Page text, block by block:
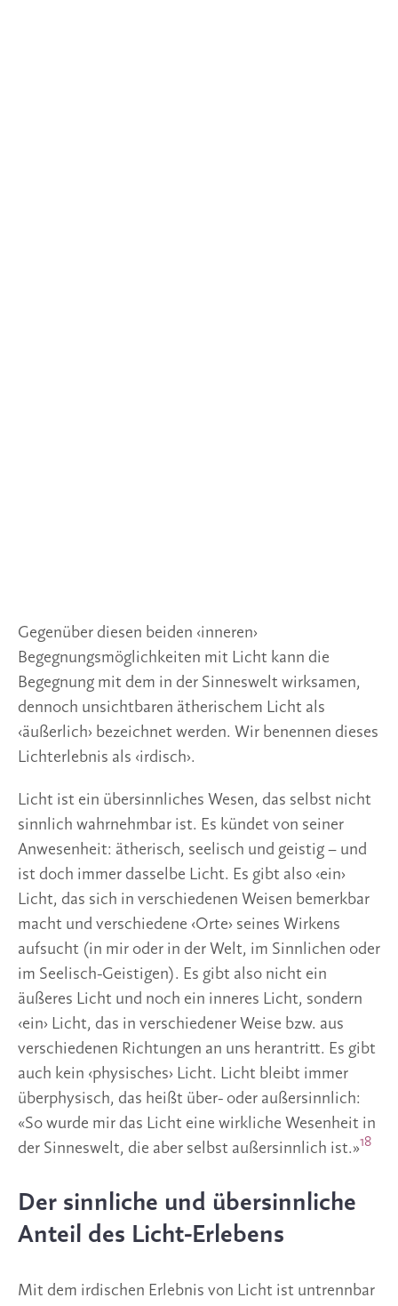
Gegenüber diesen beiden ‹inneren›
Begegnungsmöglichkeiten mit Licht kann die
Begegnung mit dem in der Sinneswelt wirksamen,
dennoch unsichtbaren ätherischem Licht als
‹äußerlich› bezeichnet werden. Wir benennen dieses
Lichterlebnis als ‹irdisch›.
Licht ist ein übersinnliches Wesen, das selbst nicht
sinnlich wahrnehmbar ist. Es kündet von seiner
Anwesenheit: ätherisch, seelisch und geistig – und
ist doch immer dasselbe Licht. Es gibt also ‹ein›
Licht, das sich in verschiedenen Weisen bemerkbar
macht und verschiedene ‹Orte› seines Wirkens
aufsucht (in mir oder in der Welt, im Sinnlichen oder
im Seelisch-Geistigen). Es gibt also nicht ein
äußeres Licht und noch ein inneres Licht, sondern
‹ein› Licht, das in verschiedener Weise bzw. aus
verschiedenen Richtungen an uns herantritt. Es gibt
auch kein ‹physisches› Licht. Licht bleibt immer
überphysisch, das heißt über- oder außersinnlich:
«So wurde mir das Licht eine wirkliche Wesenheit in
der Sinneswelt, die aber selbst außersinnlich ist.»18
Der sinnliche und übersinnliche
Anteil des Licht-Erlebens
Mit dem irdischen Erlebnis von Licht ist untrennbar